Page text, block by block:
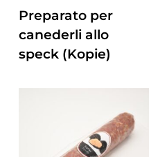
Preparato per
canederli allo
speck (Kopie)